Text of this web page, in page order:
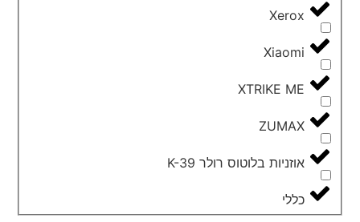
Xerox
Xiaomi
XTRIKE ME
ZUMAX
אוזניות בלוטוס רולר K-39
כללי